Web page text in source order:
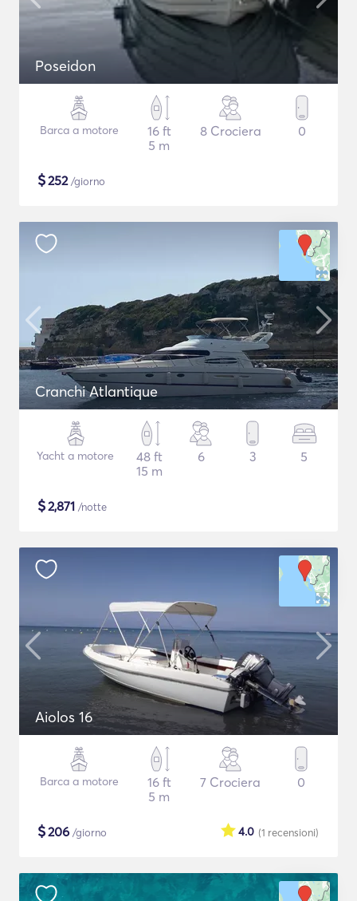
Poseidon
Barca a motore
16 ft
5 m
8 Crociera 0
$252/giorno
Cranchi Atlantique
Yacht a motore
48 ft
15 m
6 3 5
$2,871 /notte
Aiolos 16
Barca a motore
16 ft
5 m
7 Crociera 0
$206 /giorno (1 recensioni)
4.0